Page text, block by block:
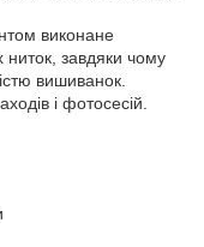
виконане
ниток, завдяки чому
вишиванок.
і фотосесій.